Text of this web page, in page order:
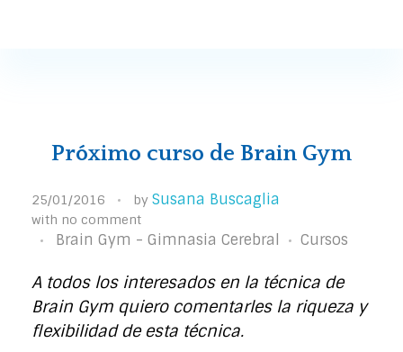
Próximo curso de Brain Gym
25/01/2016 by Susana Buscaglia
with no comment
Brain Gym - Gimnasia Cerebral Cursos
A todos los interesados en la técnica de
Brain Gym quiero comentarles la riqueza y
flexibilidad de esta técnica.